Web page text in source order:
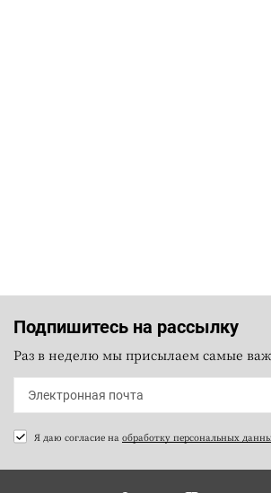
Подпишитесь на рассылку
Раз в неделю мы присылаем самые
Я даю согласие на обработку персональных